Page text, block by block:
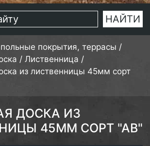
покрытия, террасы /
/ Лиственница /
из лиственницы 45мм сорт
ДОСКА ИЗ
45ММ СОРТ "АВ"